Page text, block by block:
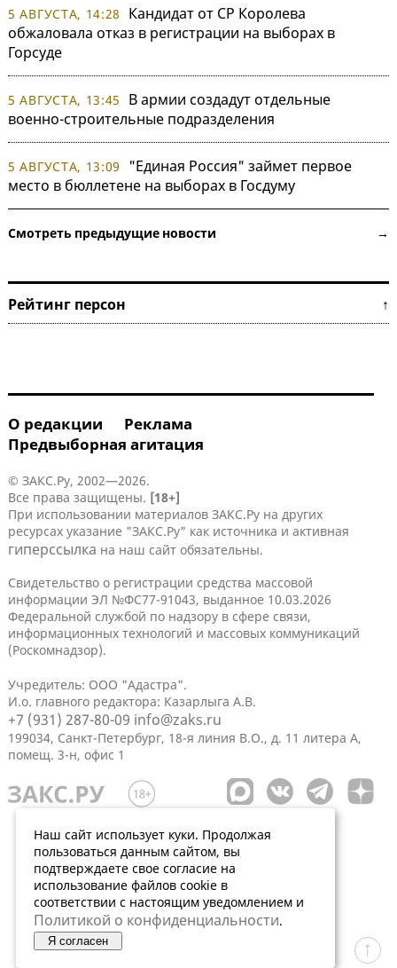
5 АВГУСТА, 14:28
Кандидат от СР Королева
обжаловала отказ в регистрации на выборах в
Горсуде
5 АВГУСТА, 13:45
В армии создадут отдельные
военно-строительные подразделения
5 АВГУСТА, 13:09
"Единая Россия" займет первое
место в бюллетене на выборах в Госдуму
Смотреть предыдущие новости →
Рейтинг персон ↑
О редакции
Реклама
Предвыборная агитация
© ЗАКС.Ру, 2002—2026.
Все права защищены. [18+]
При использовании материалов ЗАКС.Ру на других
ресурсах указание "ЗАКС.Ру" как источника и активная
гиперссылка на наш сайт обязательны.
Свидетельство о регистрации средства массовой
информации ЭЛ №ФС77-91043, выданное 10.03.2026
Федеральной службой по надзору в сфере связи,
информационных технологий и массовых коммуникаций
(Роскомнадзор).
Учредитель: ООО "Адастра".
И.о. главного редактора: Казарлыга А.В.
+7 (931) 287-80-09 info@zaks.ru
199034, Санкт-Петербург, 18-я линия В.О., д. 11 литера А,
помещ. 3-н, офис 1
Наш сайт использует куки. Продолжая
пользоваться данным сайтом, вы
подтверждаете свое согласие на
использование файлов cookie в
соответствии с настоящим уведомлением и
Политикой о конфиденциальности.
Я согласен